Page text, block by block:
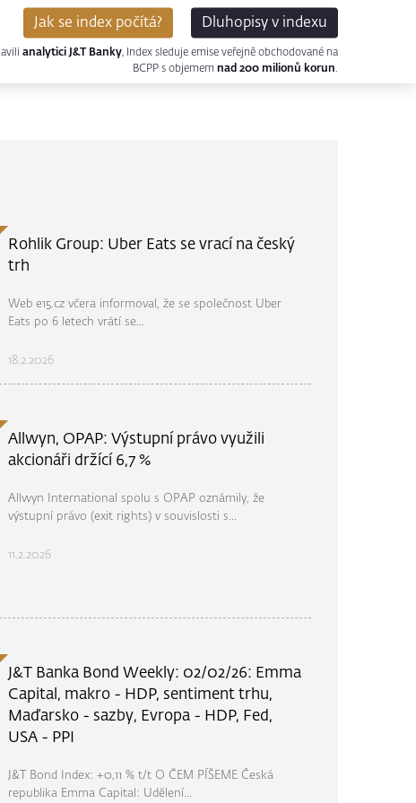
Jak se index počítá? Dluhopisy v indexu
analytici J&T Banky , Index sleduje emise veřejně obchodované na
BCPP s objemem nad 200 milionů korun
Rohlik Group: Uber Eats se vrací na český
trh
Web e15.cz včera informoval, že se společnost Uber
Eats po 6 letech vrátí se...
18.2.2026
Allwyn, OPAP: Výstupní právo využili
akcionáři držící 6,7 %
Allwyn International spolu s OPAP oznámily, že
výstupní právo (exit rights) v souvislosti s...
11.2.2026
J&T Banka Bond Weekly: 02/02/26: Emma
Capital, makro - HDP, sentiment trhu,
Maďarsko - sazby, Evropa - HDP, Fed,
USA - PPI
J&T Bond Index: +0,11 % t/t O ČEM PÍŠEME Česká
republika Emma Capital: Udělení...